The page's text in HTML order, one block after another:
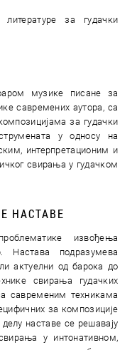
за гудачки
музике писане за
савремених аутора, са
за гудачки
у односу на
интерпретационим и
свирања у гудачком
НАСТАВЕ
извођења
Настава подразумева
актуелни од барока до
свирања гудачких
савременим техникама
за композиције
наставе се решавају
у интонативном,